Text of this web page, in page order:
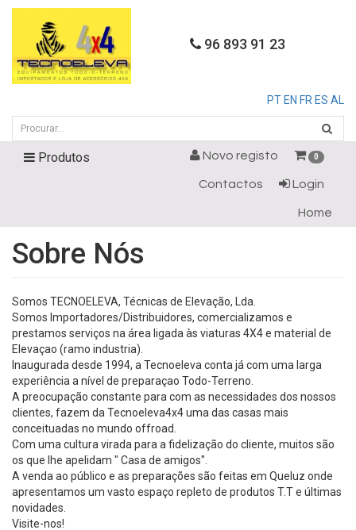
96 893 91 23
PT EN FR ES AL
Produtos 0
Novo registo
Login
Contactos
Home
Sobre Nós
Somos TECNOELEVA, Técnicas de Elevação, Lda.
Somos Importadores/Distribuidores, comercializamos e
prestamos serviços na área ligada às viaturas 4X4 e material de
Elevaçao (ramo industria).
Inaugurada desde 1994, a Tecnoeleva conta já com uma larga
experiência a nível de preparaçao Todo-Terreno.
A preocupação constante para com as necessidades dos nossos
clientes, fazem da Tecnoeleva4x4 uma das casas mais
conceituadas no mundo offroad.
Com uma cultura virada para a fidelização do cliente, muitos são
os que lhe apelidam " Casa de amigos".
A venda ao público e as preparações são feitas em Queluz onde
apresentamos um vasto espaço repleto de produtos T.T e últimas
novidades.
Visite-nos!